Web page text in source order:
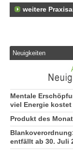
weitere
Neuigkeiten
Mentale
viel Energie kostet
Produkt des
entfällt ab 30. Juli